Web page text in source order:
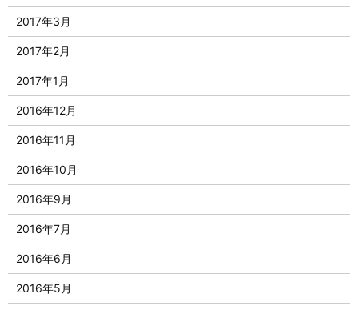
2017年3月
2017年2月
2017年1月
2016年12月
2016年11月
2016年10月
2016年9月
2016年7月
2016年6月
2016年5月